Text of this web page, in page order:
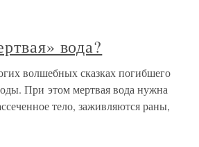
вода?
волшебных сказках погибшего
При этом мертвая вода нужна
тело, заживляются раны,